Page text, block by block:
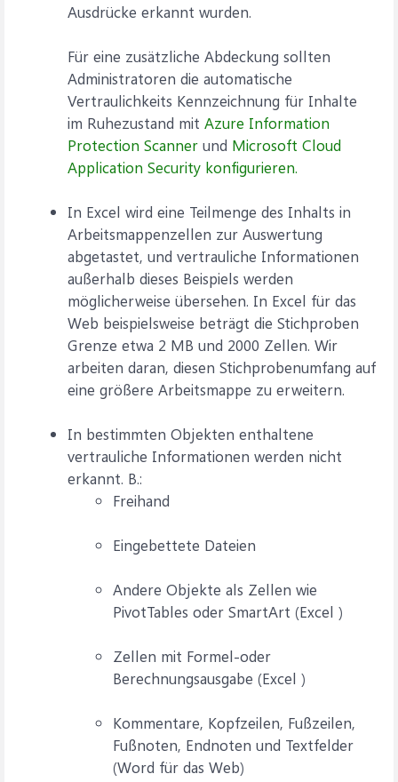
Ausdrücke erkannt wurden.
Für eine zusätzliche Abdeckung sollten
Administratoren die automatische
Vertraulichkeits Kennzeichnung für Inhalte
im Ruhezustand mit Azure Information
Protection Scanner und Microsoft Cloud
Application Security konfigurieren.
In Excel wird eine Teilmenge des Inhalts in
Arbeitsmappenzellen zur Auswertung
abgetastet, und vertrauliche Informationen
außerhalb dieses Beispiels werden
möglicherweise übersehen. In Excel für das
Web beispielsweise beträgt die Stichproben
Grenze etwa 2 MB und 2000 Zellen. Wir
arbeiten daran, diesen Stichprobenumfang auf
eine größere Arbeitsmappe zu erweitern.
In bestimmten Objekten enthaltene
vertrauliche Informationen werden nicht
erkannt. B.:
Freihand
Eingebettete Dateien
Andere Objekte als Zellen wie
PivotTables oder SmartArt (Excel )
Zellen mit Formel-oder
Berechnungsausgabe (Excel )
Kommentare, Kopfzeilen, Fußzeilen,
Fußnoten, Endnoten und Textfelder
(Word für das Web)